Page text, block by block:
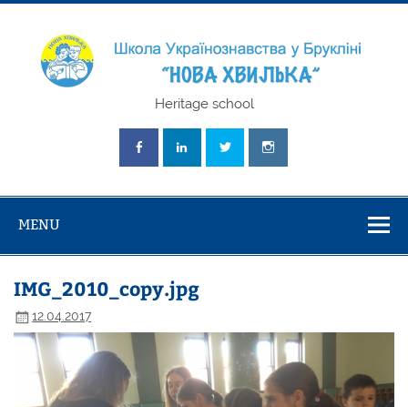
Skip
"Нова
Heritage school
MENU
IMG_2010_copy.jpg
12.04.2017